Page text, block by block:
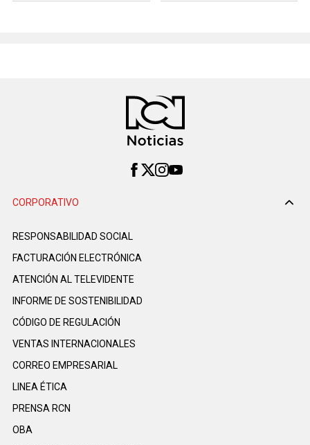
CORPORATIVO
RESPONSABILIDAD SOCIAL
FACTURACIÓN ELECTRÓNICA
ATENCIÓN AL TELEVIDENTE
INFORME DE SOSTENIBILIDAD
CÓDIGO DE REGULACIÓN
VENTAS INTERNACIONALES
CORREO EMPRESARIAL
LINEA ÉTICA
PRENSA RCN
OBA